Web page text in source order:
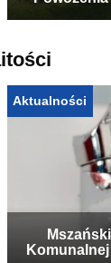
Aktualności